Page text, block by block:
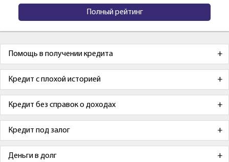
Полный рейтинг
Помощь в получении кредита
Кредит с плохой историей
Кредит без справок о доходах
Кредит под залог
Деньги в долг